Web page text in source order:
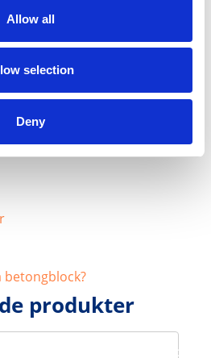
Allow all
selection
Deny
och beläggningar
för Blue Molds
länkar
produkter